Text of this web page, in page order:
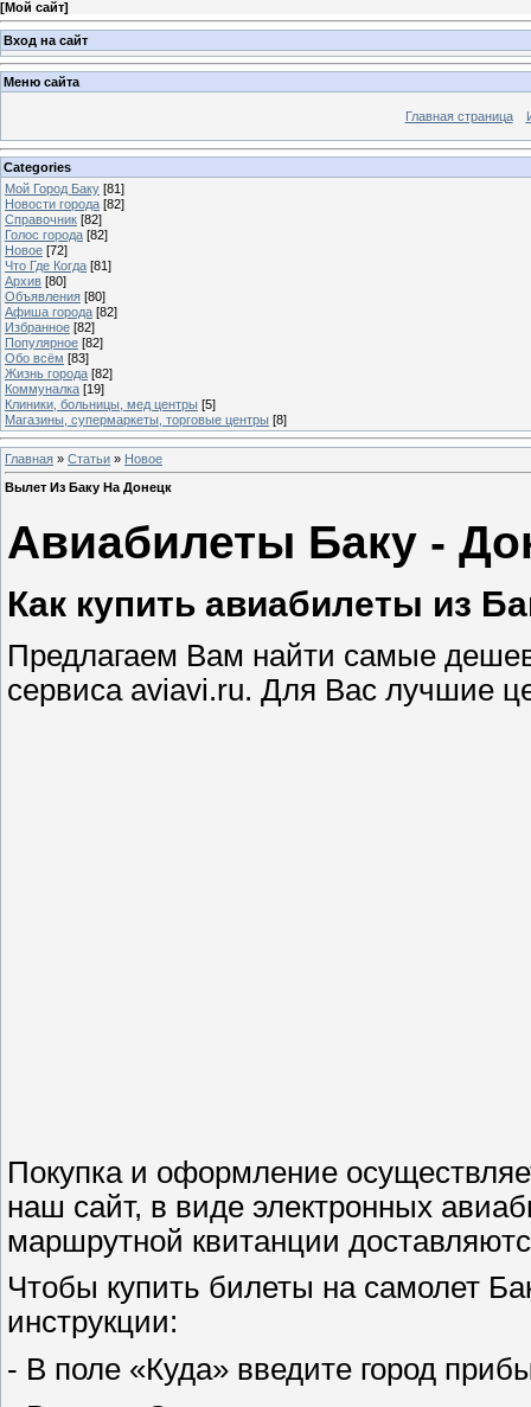
[Мой сайт]
Вход на сайт
Меню сайта
Главная страница
Categories
Мой Город Баку [81]
Новости города [82]
Справочник [82]
Голос города [82]
Новое [72]
Что Где Когда [81]
Архив [80]
Объявления [80]
Афиша города [82]
Избранное [82]
Популярное [82]
Обо всём [83]
Жизнь города [82]
Коммуналка [19]
Клиники, больницы, мед центры [5]
Магазины, супермаркеты, торговые центры [8]
Главная » Статьи » Новое
Вылет Из Баку На Донецк
Авиабилеты Баку -
Как купить авиабилеты из
Предлагаем Вам найти самые
сервиса aviavi.ru. Для Вас лучшие
Покупка и оформление
наш сайт, в виде электронных
маршрутной квитанции
Чтобы купить билеты на самолет
инструкции:
- В поле «Куда» введите город